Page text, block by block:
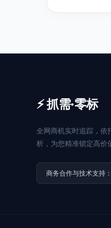
⚡ 抓需·零标
全网商机实时追踪，依
析，为您精准锁定高价
商务合作与技术支持